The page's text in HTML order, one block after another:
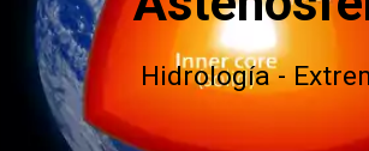
Hidrología -